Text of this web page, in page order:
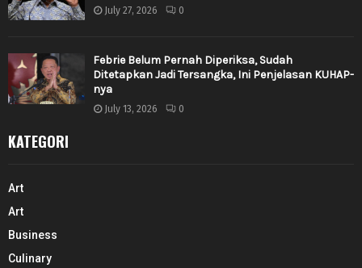
July 27, 2026 0
Febrie Belum Pernah Diperiksa, Sudah
Ditetapkan Jadi Tersangka, Ini Penjelasan KUHAP-
nya
July 13, 2026 0
KATEGORI
Art
Art
Business
Culinary